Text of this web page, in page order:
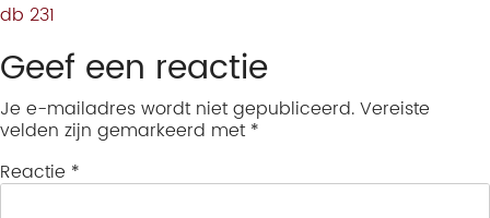
db 231
Geef een reactie
Je e-mailadres wordt niet gepubliceerd.Vereiste
velden zijn gemarkeerd met *
Reactie *